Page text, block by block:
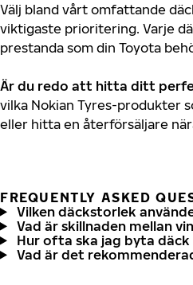
Välj bland vårt omfattande
viktigaste prioritering. Varje
prestanda som din Toyota
Är du redo att hitta ditt
vilka Nokian Tyres-produkter
eller hitta en återförsäljare
FREQUENTLY ASKED
Vilken däckstorlek
Vad är skillnaden mellan
Hur ofta ska jag byta däck
Vad är det